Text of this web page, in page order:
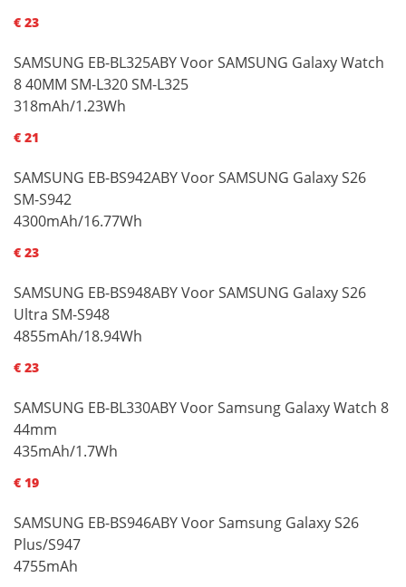
€ 23
SAMSUNG EB-BL325ABY Voor SAMSUNG Galaxy Watch
8 40MM SM-L320 SM-L325
318mAh/1.23Wh
€ 21
SAMSUNG EB-BS942ABY Voor SAMSUNG Galaxy S26
SM-S942
4300mAh/16.77Wh
€ 23
SAMSUNG EB-BS948ABY Voor SAMSUNG Galaxy S26
Ultra SM-S948
4855mAh/18.94Wh
€ 23
SAMSUNG EB-BL330ABY Voor Samsung Galaxy Watch 8
44mm
435mAh/1.7Wh
€ 19
SAMSUNG EB-BS946ABY Voor Samsung Galaxy S26
Plus/S947
4755mAh